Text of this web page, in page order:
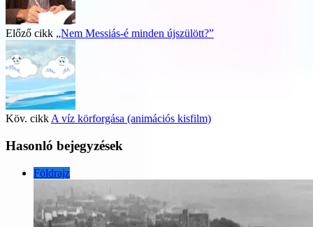
Előző cikk „Nem Messiás-é minden újszülött?”
Köv. cikk A víz körforgása (animációs kisfilm)
Hasonló bejegyzések
Földrajz